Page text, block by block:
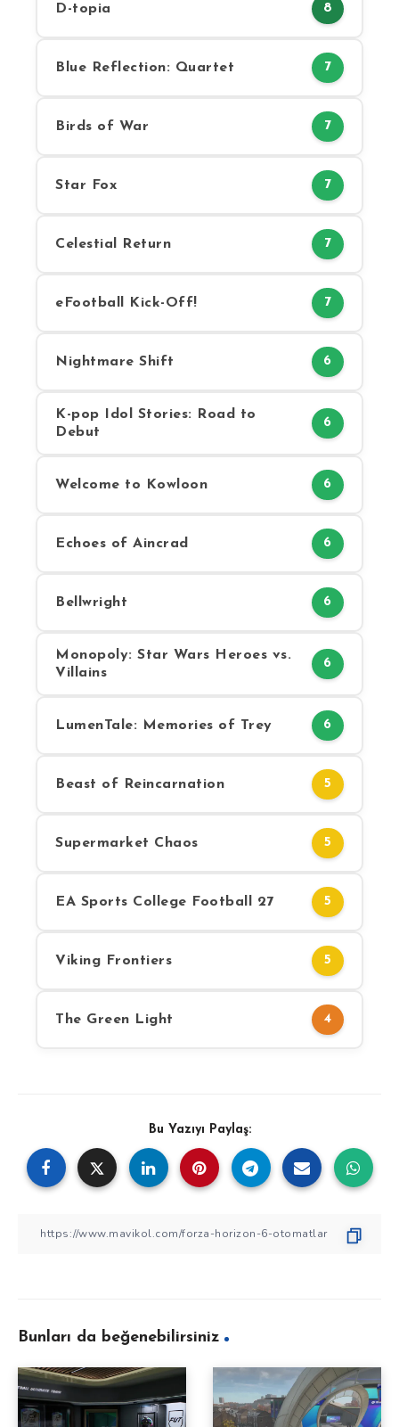
D-topia 8
Blue Reflection: Quartet 7
Birds of War 7
Star Fox 7
Celestial Return 7
eFootball Kick-Off! 7
Nightmare Shift 6
K-pop Idol Stories: Road to
Debut
6
Welcome to Kowloon 6
Echoes of Aincrad 6
Bellwright 6
Monopoly: Star Wars Heroes vs.
Villains
6
LumenTale: Memories of Trey 6
Beast of Reincarnation 5
Supermarket Chaos 5
EA Sports College Football 27 5
Viking Frontiers 5
The Green Light 4
Bu Yazıyı Paylaş:
Bunları da beğenebilirsiniz